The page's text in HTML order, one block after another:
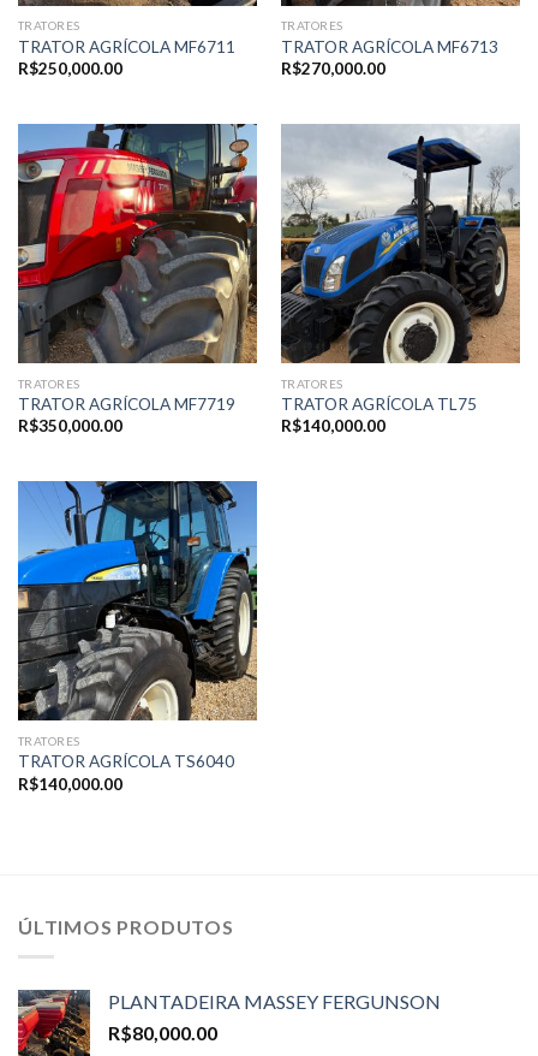
TRATORES
TRATOR AGRÍCOLA MF6711
R$250,000.00
TRATORES
TRATOR AGRÍCOLA MF6713
R$270,000.00
TRATORES
TRATOR AGRÍCOLA MF7719
R$350,000.00
TRATORES
TRATOR AGRÍCOLA TL75
R$140,000.00
TRATORES
TRATOR AGRÍCOLA TS6040
R$140,000.00
ÚLTIMOS PRODUTOS
PLANTADEIRA MASSEY FERGUNSON
R$80,000.00